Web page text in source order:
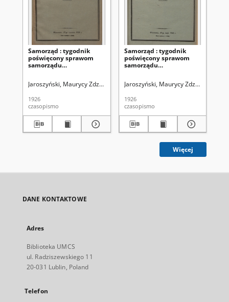
Samorząd : tygodnik
poświęcony sprawom
samorządu
Jaroszyński, Maurycy Zdzisław. Redaktor Zrzeszenie Samorządów
1926
czasopismo
Samorząd : tygodnik
poświęcony sprawom
samorządu
Jaroszyński, Maurycy Zdzisław.
1926
czasopismo
Więcej
DANE KONTAKTOWE
Adres
Biblioteka UMCS
ul. Radziszewskiego 11
20-031 Lublin, Poland
Telefon